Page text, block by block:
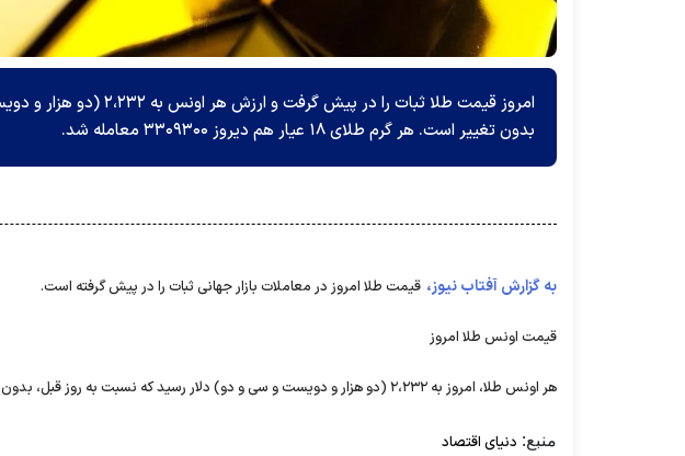
امروز قیمت طلا ثبات را در
بدون تغییر است. هر گرم طلای ۱۸ عیار هم دیروز ۳۳۰۹۳۰۰ معامله شد.
به گزارش آفتاب نیوز، قیمت طلا امروز در معاملات بازار جهانی ثبات را در پیش گرفته است.
قیمت اونس طلا امروز
هر اونس طلا، امروز به ۲،۲۳۲ (دو هزار و دویست و سی و دو) دلار رسید که نسبت به روز قبل، بدون تغییر است.
منبع: دنیای اقتصاد